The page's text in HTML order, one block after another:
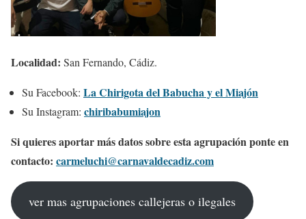
Localidad: San Fernando, Cádiz.
Su Facebook: La Chirigota del Babucha y el Miajón
Su Instagram: chiribabumiajon
Si quieres aportar más datos sobre esta agrupación ponte en
contacto: carmeluchi@carnavaldecadiz.com
ver mas agrupaciones callejeras o ilegales